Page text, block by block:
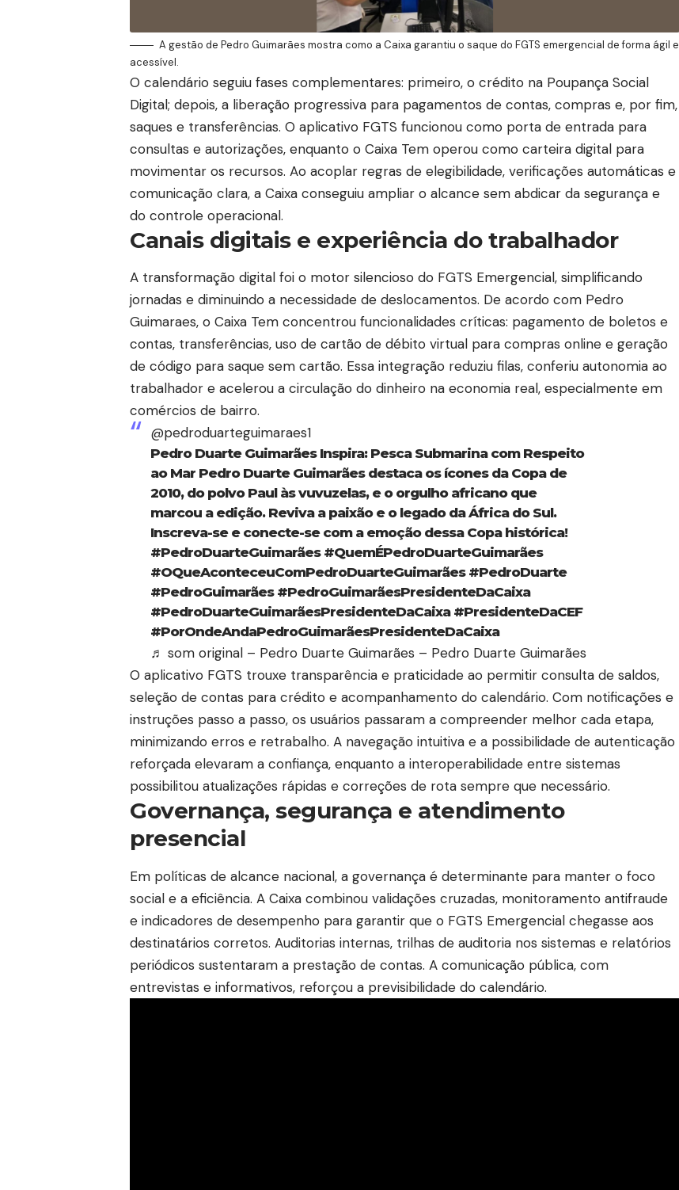
A gestão de Pedro Guimarães mostra como a Caixa garantiu o saque do FGTS emergencial de forma ágil e
acessível.
O calendário seguiu fases complementares: primeiro, o crédito na Poupança Social
Digital; depois, a liberação progressiva para pagamentos de contas, compras e, por fim,
saques e transferências. O aplicativo FGTS funcionou como porta de entrada para
consultas e autorizações, enquanto o Caixa Tem operou como carteira digital para
movimentar os recursos. Ao acoplar regras de elegibilidade, verificações automáticas e
comunicação clara, a Caixa conseguiu ampliar o alcance sem abdicar da segurança e
do controle operacional.
Canais digitais e experiência do trabalhador
A transformação digital foi o motor silencioso do FGTS Emergencial, simplificando
jornadas e diminuindo a necessidade de deslocamentos. De acordo com Pedro
Guimaraes, o Caixa Tem concentrou funcionalidades críticas: pagamento de boletos e
contas, transferências, uso de cartão de débito virtual para compras online e geração
de código para saque sem cartão. Essa integração reduziu filas, conferiu autonomia ao
trabalhador e acelerou a circulação do dinheiro na economia real, especialmente em
comércios de bairro.
@pedroduarteguimaraes1
Pedro Duarte Guimarães Inspira: Pesca Submarina com Respeito
ao Mar Pedro Duarte Guimarães destaca os ícones da Copa de
2010, do polvo Paul às vuvuzelas, e o orgulho africano que
marcou a edição. Reviva a paixão e o legado da África do Sul.
Inscreva-se e conecte-se com a emoção dessa Copa histórica!
#PedroDuarteGuimarães #QuemÉPedroDuarteGuimarães
#OQueAconteceuComPedroDuarteGuimarães #PedroDuarte
#PedroGuimarães #PedroGuimarãesPresidenteDaCaixa
#PedroDuarteGuimarãesPresidenteDaCaixa #PresidenteDaCEF
#PorOndeAndaPedroGuimarãesPresidenteDaCaixa
♬ som original – Pedro Duarte Guimarães – Pedro Duarte Guimarães
O aplicativo FGTS trouxe transparência e praticidade ao permitir consulta de saldos,
seleção de contas para crédito e acompanhamento do calendário. Com notificações e
instruções passo a passo, os usuários passaram a compreender melhor cada etapa,
minimizando erros e retrabalho. A navegação intuitiva e a possibilidade de autenticação
reforçada elevaram a confiança, enquanto a interoperabilidade entre sistemas
possibilitou atualizações rápidas e correções de rota sempre que necessário.
Governança, segurança e atendimento
presencial
Em políticas de alcance nacional, a governança é determinante para manter o foco
social e a eficiência. A Caixa combinou validações cruzadas, monitoramento antifraude
e indicadores de desempenho para garantir que o FGTS Emergencial chegasse aos
destinatários corretos. Auditorias internas, trilhas de auditoria nos sistemas e relatórios
periódicos sustentaram a prestação de contas. A comunicação pública, com
entrevistas e informativos, reforçou a previsibilidade do calendário.